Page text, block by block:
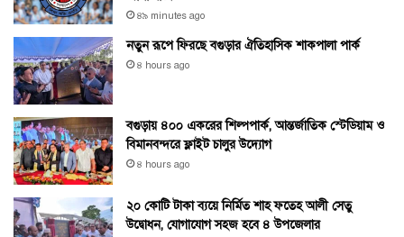
৪৯ minutes ago
নতুন রূপে ফিরছে বগুড়ার ঐতিহাসিক শাকপালা পার্ক
৪ hours ago
বগুড়ায় ৪০০ একরের শিল্পপার্ক, আন্তর্জাতিক স্টেডিয়াম ও
বিমানবন্দরে ফ্লাইট চালুর উদ্যোগ
৪ hours ago
২০ কোটি টাকা ব্যয়ে নির্মিত শাহ ফতেহ আলী সেতু
উদ্বোধন, যোগাযোগ সহজ হবে ৪ উপজেলার